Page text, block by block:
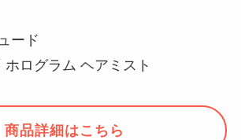
ード
ホログラム ヘアミスト
商品詳細はこちら